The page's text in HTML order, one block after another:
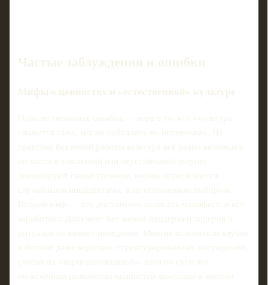
Частые заблуждения и ошибки
Мифы о ценностях и «естественной» культуре
Одна из типичных ошибок — вера в то, что «культура
сложится сама, мы же собрались по интересам». На
практике без явной работы культура всё равно возникает,
но часто в токсичной или неустойчивой форме:
доминируют самые громкие, нормы определяются
случайными инцидентами, а не осознанным выбором.
Второй миф — что достаточно написать манифест, и всё
заработает. Документ без живой поддержки лидеров и
ритуалов не меняет поведение. Многие основатели клубов
избегают даже коротких структурированных обсуждений,
считая их «корпоративщиной», хотя по сути это
облегчённая разработка ценностей компании и миссии